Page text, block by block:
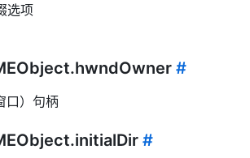
选项
#
口）句柄
#